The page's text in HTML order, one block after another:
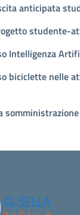
anticipata
studente-
Intelligenza
biciclette nelle